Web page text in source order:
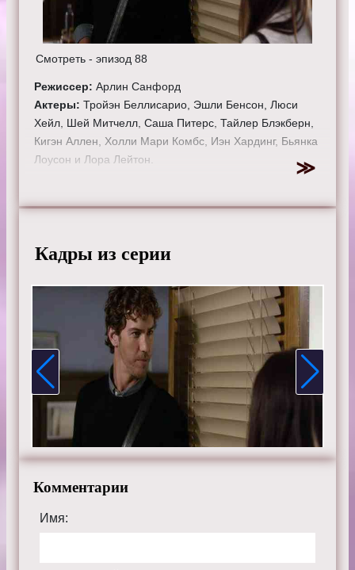
Смотреть - эпизод 88
Режиссер: Арлин Санфорд
Актеры: Тройэн Беллисарио, Эшли Бенсон, Люси
Хейл, Шей Митчелл, Саша Питерс, Тайлер Блэкберн,
Кигэн Аллен, Холли Мари Комбс, Иэн Хардинг, Бьянка
Лоусон и Лора Лейтон.
обманщицы» бесплатно в хорошем HD качестве, на
Кадры из серии
Комментарии
Имя: